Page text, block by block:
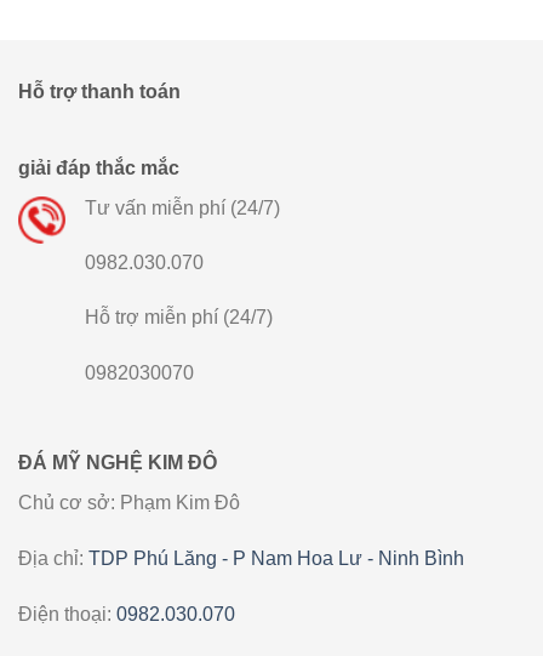
Hỗ trợ thanh toán
giải đáp thắc mắc
Tư vấn miễn phí (24/7)
0982.030.070
Hỗ trợ miễn phí (24/7)
0982030070
ĐÁ MỸ NGHỆ KIM ĐÔ
Chủ cơ sở: Phạm Kim Đô
Địa chỉ: TDP Phú Lăng - P Nam Hoa Lư - Ninh Bình
Điện thoại: 0982.030.070